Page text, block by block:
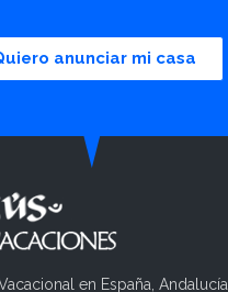
anunciar mi casa
en España, Andalucía.